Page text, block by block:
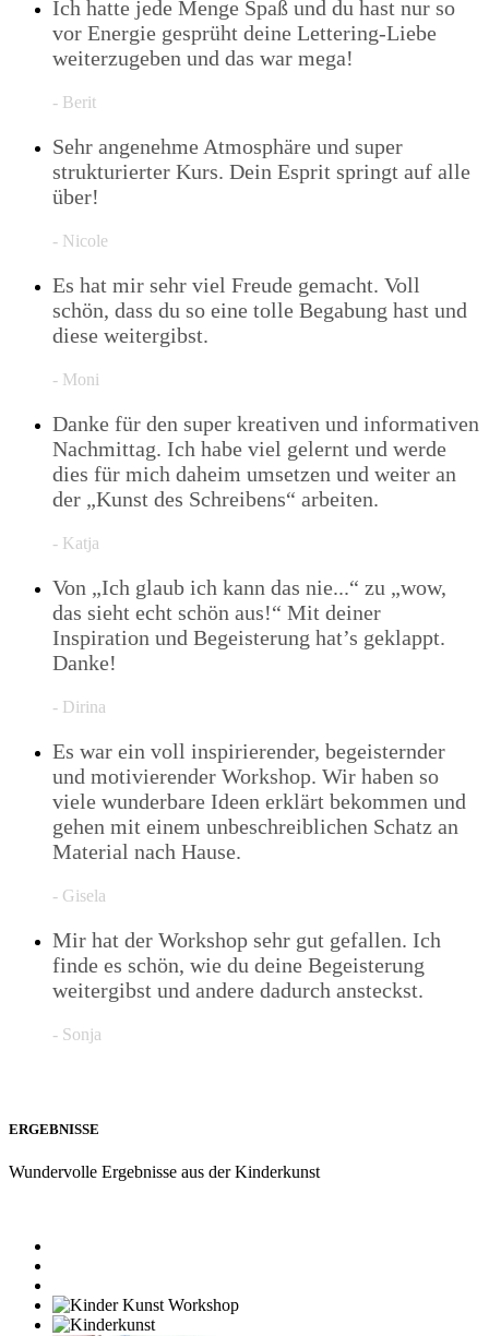
Ich hatte jede Menge Spaß und du hast nur so
vor Energie gesprüht deine Lettering-Liebe
weiterzugeben und das war mega!
- Berit
Sehr angenehme Atmosphäre und super
strukturierter Kurs. Dein Esprit springt auf alle
über!
- Nicole
Es hat mir sehr viel Freude gemacht. Voll
schön, dass du so eine tolle Begabung hast und
diese weitergibst.
- Moni
Danke für den super kreativen und informativen
Nachmittag. Ich habe viel gelernt und werde
dies für mich daheim umsetzen und weiter an
der „Kunst des Schreibens“ arbeiten.
- Katja
Von „Ich glaub ich kann das nie...“ zu „wow,
das sieht echt schön aus!“ Mit deiner
Inspiration und Begeisterung hat’s geklappt.
Danke!
- Dirina
Es war ein voll inspirierender, begeisternder
und motivierender Workshop. Wir haben so
viele wunderbare Ideen erklärt bekommen und
gehen mit einem unbeschreiblichen Schatz an
Material nach Hause.
- Gisela
Mir hat der Workshop sehr gut gefallen. Ich
finde es schön, wie du deine Begeisterung
weitergibst und andere dadurch ansteckst.
- Sonja
ERGEBNISSE
Wundervolle Ergebnisse aus der Kinderkunst